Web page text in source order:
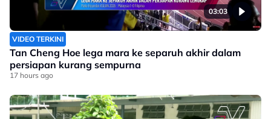
03:03
VIDEO TERKINI
Tan Cheng Hoe lega mara ke separuh akhir dalam
persiapan kurang sempurna
17 hours ago